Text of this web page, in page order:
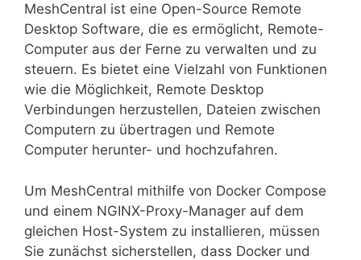
MeshCentral ist eine Open-Source Remote
Desktop Software, die es ermöglicht, Remote-
Computer aus der Ferne zu verwalten und zu
steuern. Es bietet eine Vielzahl von Funktionen
wie die Möglichkeit, Remote Desktop
Verbindungen herzustellen, Dateien zwischen
Computern zu übertragen und Remote
Computer herunter- und hochzufahren.
Um MeshCentral mithilfe von Docker Compose
und einem NGINX-Proxy-Manager auf dem
gleichen Host-System zu installieren, müssen
Sie zunächst sicherstellen, dass Docker und